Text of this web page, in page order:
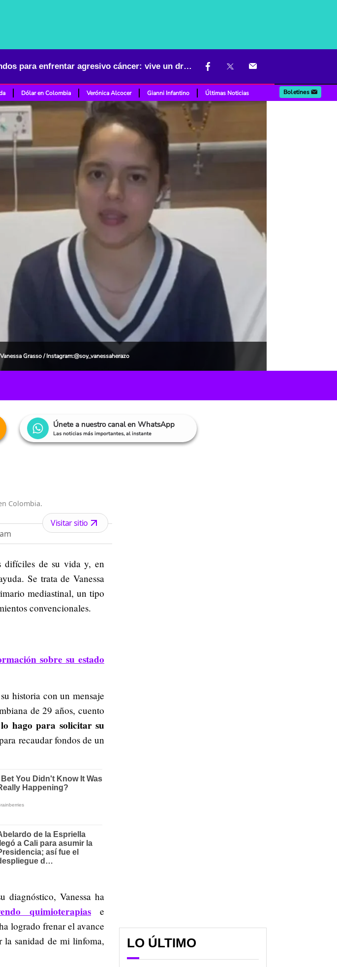
Joven colombiana busca recaudar fondos para enfrentar agresivo cáncer: vive un drama
Dólar en Colombia Verónica Alcocer Gianni Infantino Últimas Noticias Boletines
Vanessa Grasso / Instagram:@soy_vanessaherazo
Únete a nuestro canal en WhatsApp
Las noticias más importantes, al instante
Colombia.
Visitar sitio
difíciles de su vida y, en
Se trata de Vanessa
mediastinal, un tipo
convencionales.
sobre su estado
historia con un mensaje
de 29 años, cuento
hago para solicitar su
recaudar fondos de un
diagnóstico, Vanessa ha
quimioterapias e
logrado frenar el avance
la sanidad de mi linfoma,
LO ÚLTIMO